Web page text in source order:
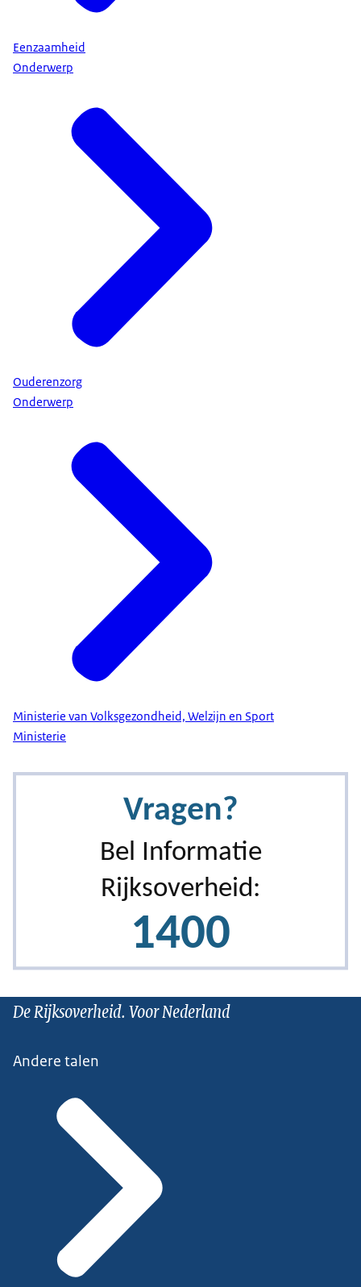
Eenzaamheid
Onderwerp
Ouderenzorg
Onderwerp
Ministerie van Volksgezondheid, Welzijn en Sport
Ministerie
De Rijksoverheid. Voor Nederland
Andere talen